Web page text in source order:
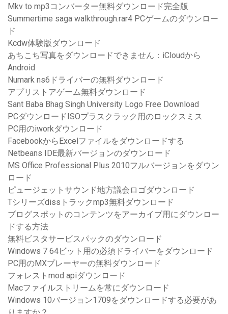
Mkv to mp3コンバーター無料ダウンロード完全版
Summertime saga walkthrough.rar4 PCゲームのダウンロー
ド
Kcdw体験版ダウンロード
あちこち写真をダウンロードできません：iCloudから
Android
Numark ns6ドライバーの無料ダウンロード
アプリストアゲーム無料ダウンロード
Sant Baba Bhag Singh University Logo Free Download
PCダウンロードISOプラスクラック用のロックスミス
PC用のiworkダウンロード
FacebookからExcelファイルをダウンロードする
Netbeans IDE最新バージョンのダウンロード
MS Office Professional Plus 2010フルバージョンをダウン
ロード
ピュージェットサウンド地方議会ロゴダウンロード
Tシリーズdissトラックmp3無料ダウンロード
ブログスポットのコンテンツをアーカイブ用にダウンロー
ドする方法
無料ビスタサービスパックのダウンロード
Windows 7 64ビット用の必須ドライバーをダウンロード
PC用のMXプレーヤーの無料ダウンロード
フォレストmod apiダウンロード
Macファイルストリームを常にダウンロード
Windows 10バージョン1709をダウンロードする必要があ